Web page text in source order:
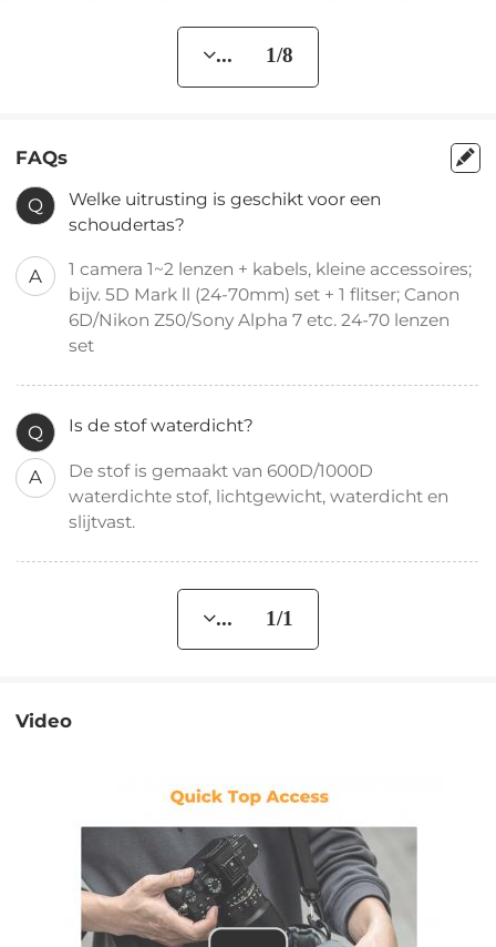
... 1/8
FAQs
Q
Welke uitrusting is geschikt voor een
schoudertas?
A
1 camera 1~2 lenzen + kabels, kleine accessoires;
bijv. 5D Mark ll (24-70mm) set + 1 flitser; Canon
6D/Nikon Z50/Sony Alpha 7 etc. 24-70 lenzen
set
Q Is de stof waterdicht?
A
De stof is gemaakt van 600D/1000D
waterdichte stof, lichtgewicht, waterdicht en
slijtvast.
... 1/1
Video